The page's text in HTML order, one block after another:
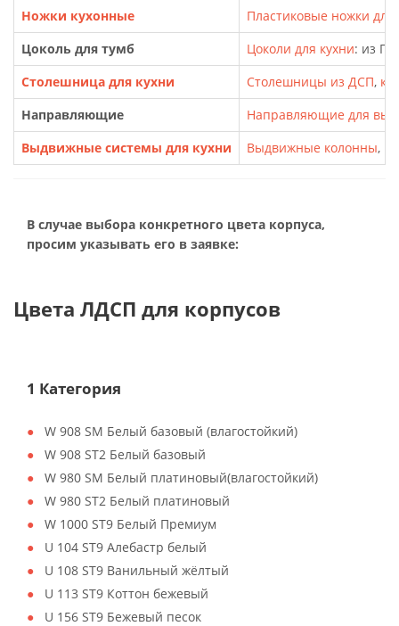
Ножки кухонные
Пластиковые ножки
Цоколь для тумб
Цоколи для кухни: из
Столешница для кухни
Столешницы из ДСП,
Направляющие
Направляющие для
Выдвижные системы для кухни
Выдвижные колонны,
В случае выбора конкретного цвета корпуса,
просим указывать его в заявке:
Цвета ЛДСП для корпусов
1 Категория
W 908 SM Белый базовый (влагостойкий)
W 908 ST2 Белый базовый
W 980 SM Белый платиновый(влагостойкий)
W 980 ST2 Белый платиновый
W 1000 ST9 Белый Премиум
U 104 ST9 Алебастр белый
U 108 ST9 Ванильный жёлтый
U 113 ST9 Коттон бежевый
U 156 ST9 Бежевый песок